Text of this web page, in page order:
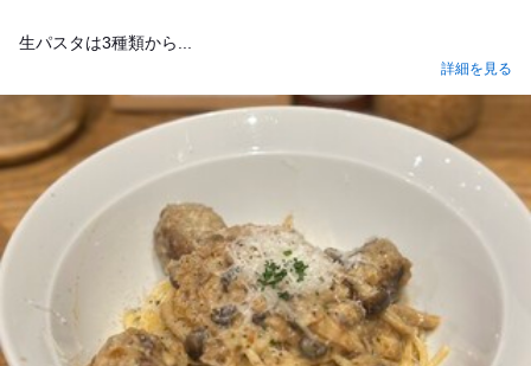
生パスタは3種類から...
詳細を見る